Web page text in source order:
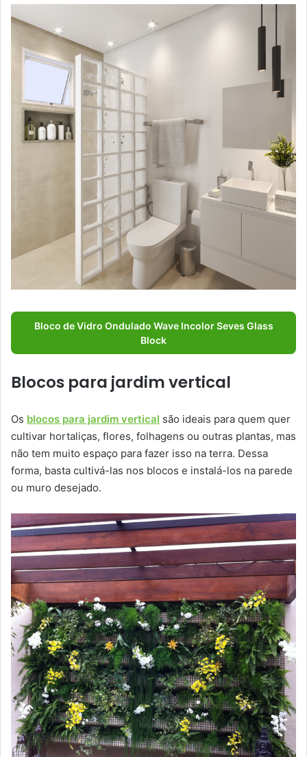
Bloco de Vidro Ondulado Wave Incolor Seves Glass
Block
Blocos para jardim vertical
Os blocos para jardim vertical são ideais para quem quer
cultivar hortaliças, flores, folhagens ou outras plantas, mas
não tem muito espaço para fazer isso na terra. Dessa
forma, basta cultivá-las nos blocos e instalá-los na parede
ou muro desejado.